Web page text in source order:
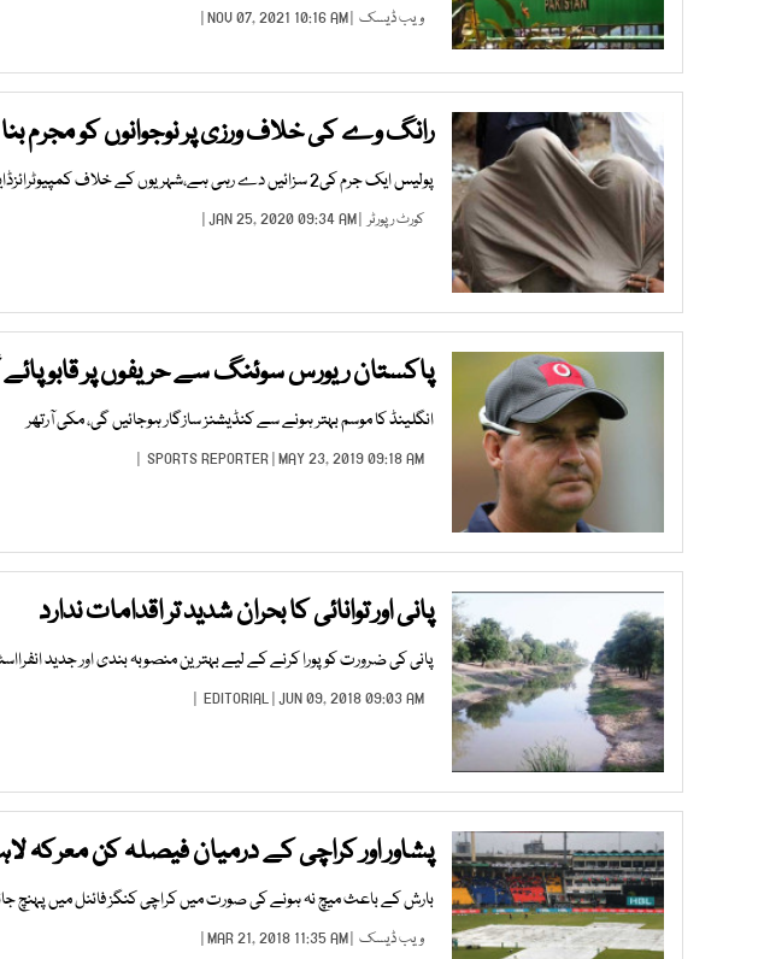
ویب ڈیسک | NOV 07, 2021 10:16 AM |
رانگ وے کی خلاف ورزی پر نوجوانوں کو مجرم
پولیس ایک جرم کی2 سزائیں دے رہی ہے،شہریوں کے خلاف کمپیوٹرائزڈایف آئی آرکااندراج کیاجارہاہے،درخواست گزار
کورٹ رپورٹر | JAN 25, 2020 09:34 AM |
پاکستان ریورس سوئنگ سے حریفوں پر قابو پائے
انگلینڈ کا موسم بہتر ہونے سے کنڈیشنز سازگار ہوجائیں گی، مکی آرتھر
SPORTS REPORTER| MAY 23, 2019 09:18 AM |
پانی اور توانائی کا بحران شدید تر اقدامات ندارد
پانی کی ضرورت کو پورا کرنے کے لیے بہترین منصوبہ بندی اور جدید
EDITORIAL| JUN 09, 2018 09:03 AM |
پشاور اور کراچی کے درمیان فیصلہ کن معرکہ
بارش کے باعث میچ نہ ہونے کی صورت میں کراچی کنگز فائنل میں پہنچ
ویب ڈیسک | MAR 21, 2018 11:35 AM |